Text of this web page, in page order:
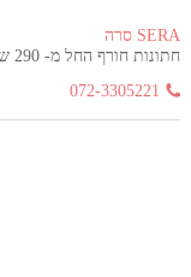
SERA סרה
חתונות חורף החל מ- 290 ש"ח
072-3305221